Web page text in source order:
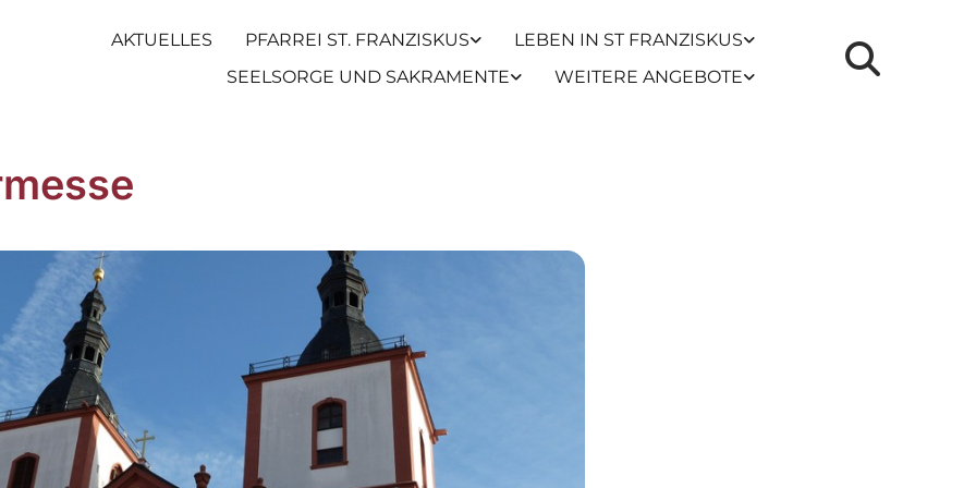
AKTUELLES PFARREI ST. FRANZISKUS
LEBEN IN ST FRANZISKUS
SEELSORGE UND SAKRAMENTE
WEITERE ANGEBOTE